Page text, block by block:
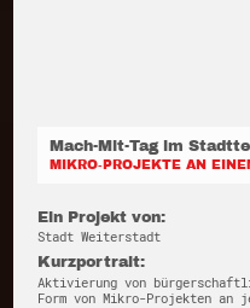
Mach-Mit-Tag im
MIKRO-PROJEKTE AN
Ein Projekt von:
Stadt Weiterstadt
Kurzportrait:
Aktivierung von
Form von Mikro-Projekten an